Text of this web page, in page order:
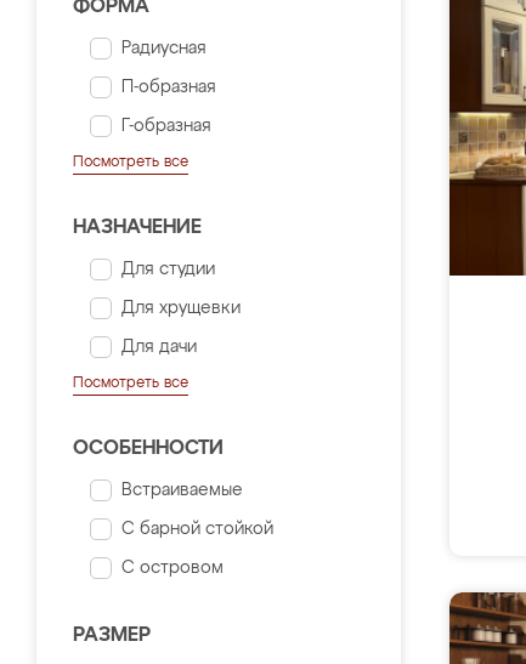
ФОРМА
Радиусная
П-образная
Г-образная
Посмотреть все
НАЗНАЧЕНИЕ
Для студии
Для хрущевки
Для дачи
Посмотреть все
ОСОБЕННОСТИ
Встраиваемые
С барной стойкой
С островом
РАЗМЕР